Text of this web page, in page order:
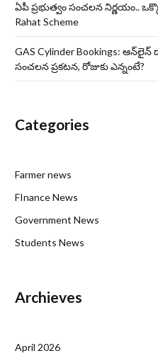
ఏపీ ప్రభుత్వం సంచలన నిర్ణయం..
Rahat Scheme
GAS Cylinder Bookings: ఆన్‌లైన్‌
సంచలన ప్రకటన, రోజుకు ఎన్నంటే?
Categories
Farmer news
FInance News
Government News
Students News
Archieves
April 2026